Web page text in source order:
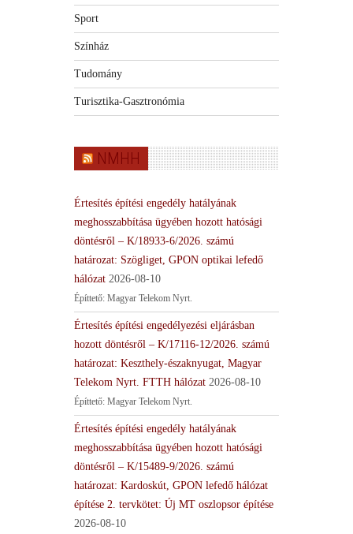
Sport
Színház
Tudomány
Turisztika-Gasztronómia
NMHH
Értesítés építési engedély hatályának
meghosszabbítása ügyében hozott hatósági
döntésről – K/18933-6/2026. számú
határozat: Szögliget, GPON optikai lefedő
hálózat 2026-08-10
Építtető: Magyar Telekom Nyrt.
Értesítés építési engedélyezési eljárásban
hozott döntésről – K/17116-12/2026. számú
határozat: Keszthely-északnyugat, Magyar
Telekom Nyrt. FTTH hálózat 2026-08-10
Építtető: Magyar Telekom Nyrt.
Értesítés építési engedély hatályának
meghosszabbítása ügyében hozott hatósági
döntésről – K/15489-9/2026. számú
határozat: Kardoskút, GPON lefedő hálózat
építése 2. tervkötet: Új MT oszlopsor építése
2026-08-10